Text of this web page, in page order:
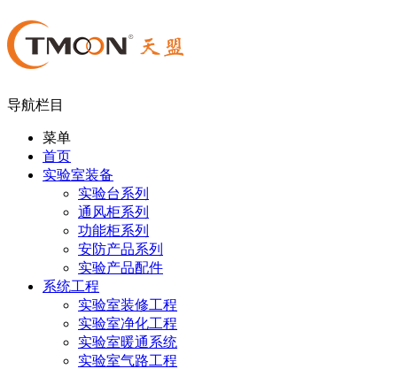
导航栏目
菜单
首页
实验室装备
实验台系列
通风柜系列
功能柜系列
安防产品系列
实验产品配件
系统工程
实验室装修工程
实验室净化工程
实验室暖通系统
实验室气路工程